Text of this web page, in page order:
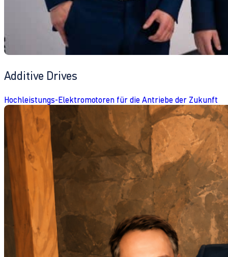
Additive Drives
Hochleistungs-Elektromotoren für die Antriebe der Zukunft